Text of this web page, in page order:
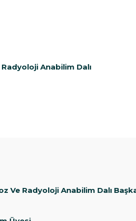
Anabilim Dalı
Ve Radyoloji Anabilim Dalı